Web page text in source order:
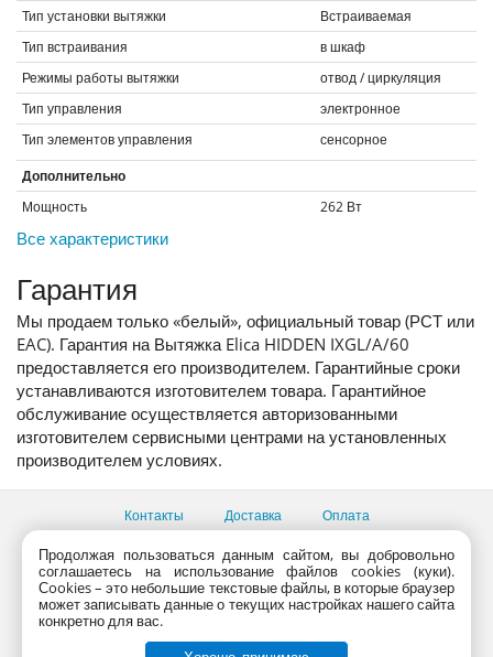
Тип установки вытяжки
Встраиваемая
Тип встраивания
в шкаф
Режимы работы вытяжки
отвод / циркуляция
Тип управления
электронное
Тип элементов управления
сенсорное
Дополнительно
Мощность
262 Вт
Все характеристики
Гарантия
Мы продаем только «белый», официальный товар (РСТ или
EAC). Гарантия на Вытяжка Elica HIDDEN IXGL/A/60
предоставляется его производителем. Гарантийные сроки
устанавливаются изготовителем товара. Гарантийное
обслуживание осуществляется авторизованными
изготовителем сервисными центрами на установленных
производителем условиях.
Контакты Доставка Оплата
Все пункты выдачи
Консультации продавцов по телефону:+7 (495) 795-09-03,
+7 (800) 775-09-03
PlanetaShop.ru © 2000 - 2017 | Все права защищены
Продолжая пользоваться данным сайтом, вы добровольно
соглашаетесь на использование файлов cookies (куки).
Сookies – это небольшие текстовые файлы, в которые браузер
может записывать данные о текущих настройках нашего сайта
конкретно для вас.